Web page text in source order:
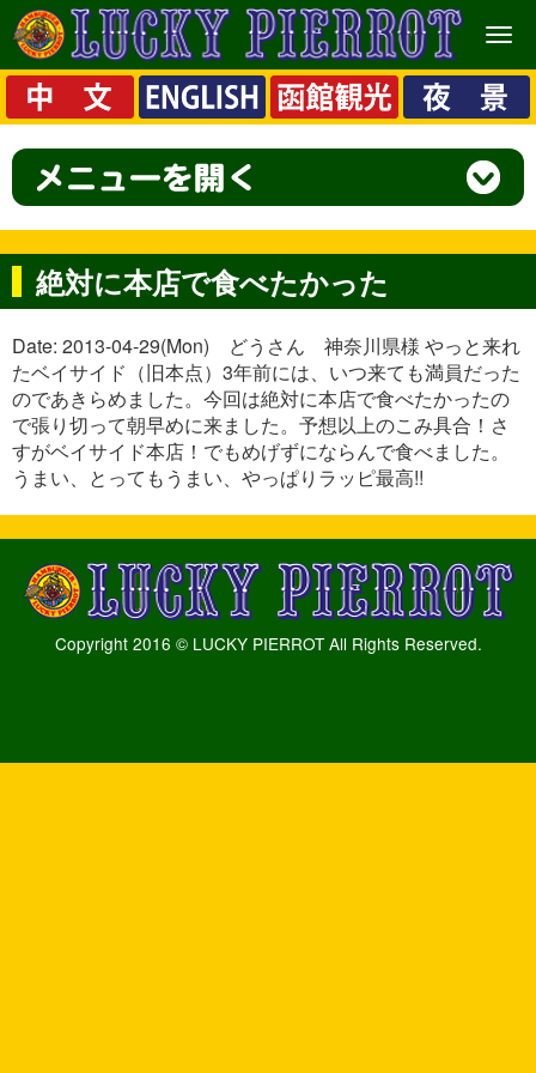
メ
ニ
ュ
ー
絶対に本店で食べたかった
Date: 2013-04-29(Mon) どうさん 神奈川県様 やっと来れ
たベイサイド（旧本点）3年前には、いつ来ても満員だった
のであきらめました。今回は絶対に本店で食べたかったの
で張り切って朝早めに来ました。予想以上のこみ具合！さ
すがベイサイド本店！でもめげずにならんで食べました。
うまい、とってもうまい、やっぱりラッピ最高!!
Copyright 2016 © LUCKY PIERROT All Rights Reserved.